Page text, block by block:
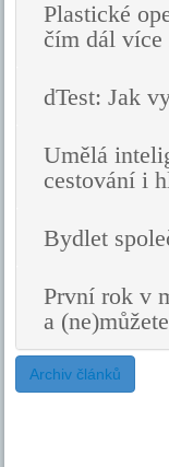
Plastické
čím dál více
dTest: Jak
Umělá
cestování i
Bydlet
První rok v
a
Archiv článků